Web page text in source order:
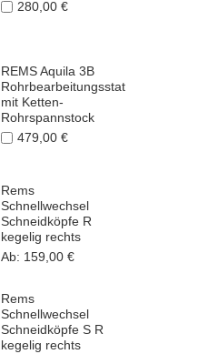
280,00 €
REMS Aquila 3B
Rohrbearbeitungsstation
mit Ketten-
Rohrspannstock
479,00 €
Rems
Schnellwechsel
Schneidköpfe R
kegelig rechts
Ab: 159,00 €
Rems
Schnellwechsel
Schneidköpfe S R
kegelig rechts